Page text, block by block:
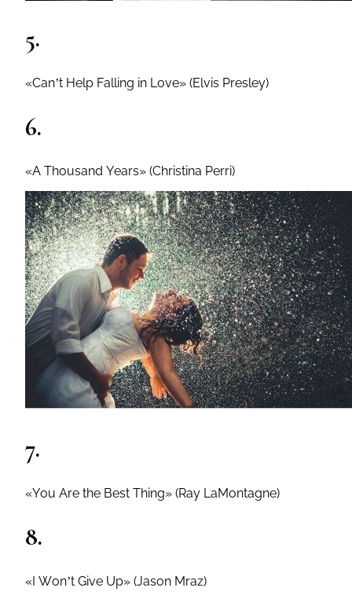
5.
«Can’t Help Falling in Love» (Elvis Presley)
6.
«A Thousand Years» (Christina Perri)
7.
«You Are the Best Thing» (Ray LaMontagne)
8.
«I Won’t Give Up» (Jason Mraz)